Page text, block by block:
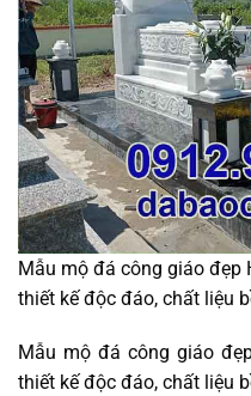
Mẫu mộ đá công giáo đẹp
thiết kế độc đáo, chất liệu
Mẫu mộ đá công giáo
thiết kế độc đáo, chất liệu